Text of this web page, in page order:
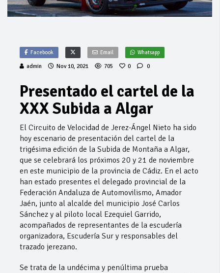
Facebook Email Whatsapp
admin Nov 10, 2021 705 0 0
Presentado el cartel de la
XXX Subida a Algar
El Circuito de Velocidad de Jerez-Ángel Nieto ha sido
hoy escenario de presentación del cartel de la
trigésima edición de la Subida de Montaña a Algar,
que se celebrará los próximos 20 y 21 de noviembre
en este municipio de la provincia de Cádiz. En el acto
han estado presentes el delegado provincial de la
Federación Andaluza de Automovilismo, Amador
Jaén, junto al alcalde del municipio José Carlos
Sánchez y al piloto local Ezequiel Garrido,
acompañados de representantes de la escudería
organizadora, Escudería Sur y responsables del
trazado jerezano.
Se trata de la undécima y penúltima prueba